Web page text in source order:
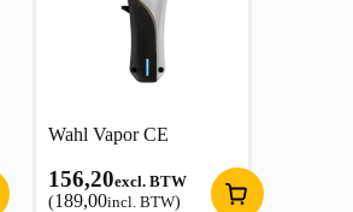
Wahl Vapor CE
156,20excl. BTW
(189,00incl. BTW)